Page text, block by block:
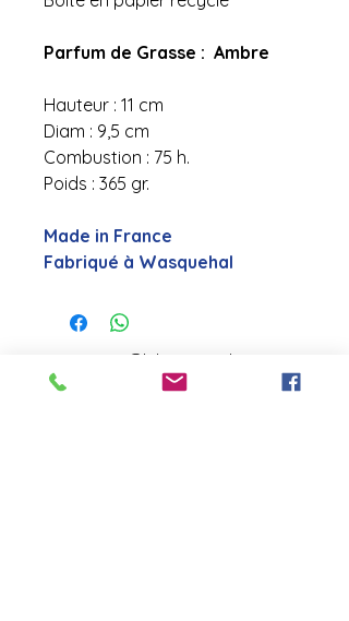
Parfum de Grasse : Ambre
Hauteur : 11 cm
Diam : 9,5 cm
Combustion : 75 h.
Poids : 365 gr.
Made in France
Fabriqué à Wasquehal
contact@laboutiquederose.
com